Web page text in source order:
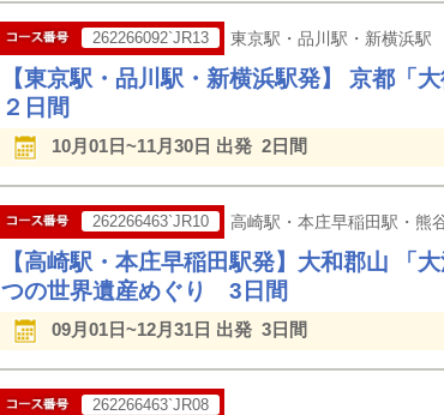
262266092`JR13 東京駅・品川駅・新横浜
【東京駅・品川駅・新横浜駅発】 京都「
２日間
10月01日~11月30日 出発 2日間
262266463`JR10 高崎駅・本庄早稲田駅・熊
【高崎駅・本庄早稲田駅発】大和郡山 「
つの世界遺産めぐり 3日間
09月01日~12月31日 出発 3日間
262266463`JR08